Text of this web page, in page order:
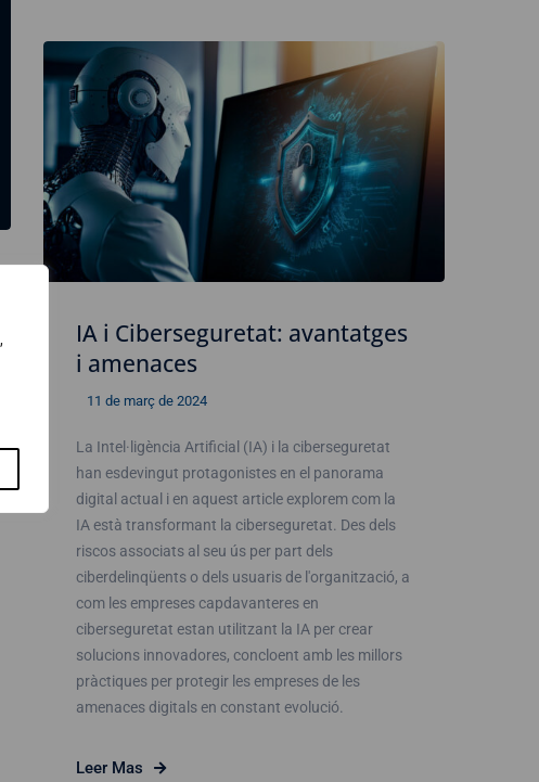
IA i Ciberseguretat: avantatges
i amenaces
11 de març de 2024
La Intel·ligència Artificial (IA) i la ciberseguretat
han esdevingut protagonistes en el panorama
digital actual i en aquest article explorem com la
IA està transformant la ciberseguretat. Des dels
riscos associats al seu ús per part dels
ciberdelinqüents o dels usuaris de l'organització, a
com les empreses capdavanteres en
ciberseguretat estan utilitzant la IA per crear
solucions innovadores, concloent amb les millors
pràctiques per protegir les empreses de les
amenaces digitals en constant evolució.
Leer Mas